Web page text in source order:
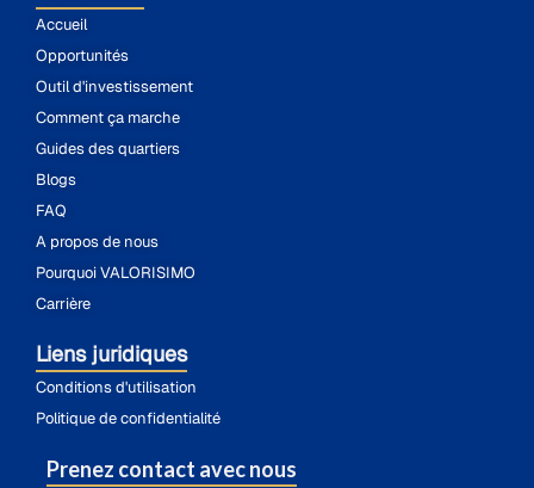
Accueil
Opportunités
Outil d'investissement
Comment ça marche
Guides des quartiers
Blogs
FAQ
A propos de nous
Pourquoi VALORISIMO
Carrière
Liens juridiques
Conditions d'utilisation
Politique de confidentialité
Prenez contact avec nous